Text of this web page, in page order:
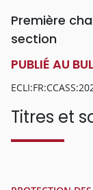
Première
section
PUBLIÉ AU
Titres et